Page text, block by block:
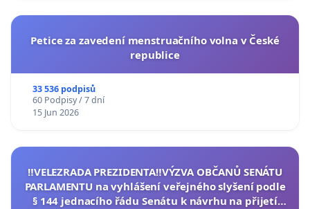
Petice za zavedení menstruačního volna v České
republice
33 536 podpisů
60 Podpisy / 7 dní
15 Jun 2026
‼️VELEZRADA PREZIDENTA‼️VÝZVA OBČANŮ SENÁTU
PARLAMENTU na vyhlášení veřejného slyšení podle
§ 144 jednacího řádu Senátu k návrhu na přijetí